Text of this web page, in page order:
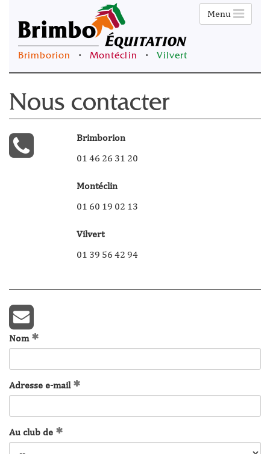
Menu
Brimborion • Montéclin • Vilvert
Nous contacter
Brimborion
01 46 26 31 20
Montéclin
01 60 19 02 13
Vilvert
01 39 56 42 94
Nom
Adresse e-mail
Au club de